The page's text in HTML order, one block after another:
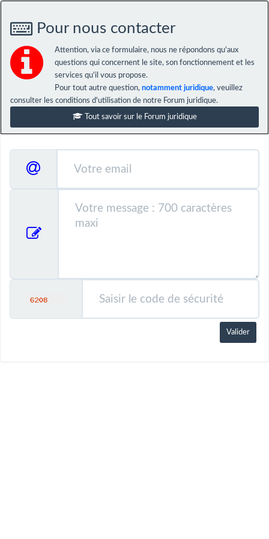
Pour nous contacter
Attention, via ce formulaire, nous ne répondons qu'aux
questions qui concernent le site, son fonctionnement et les
services qu'il vous propose.
Pour tout autre question,notamment juridique, veuillez
consulter les conditions d'utilisation de notre Forum juridique.
Tout savoir sur le Forum juridique